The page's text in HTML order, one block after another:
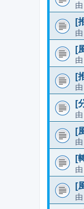
由
[
由
[
由
[
由
[
由
[
由
[
由
[
由